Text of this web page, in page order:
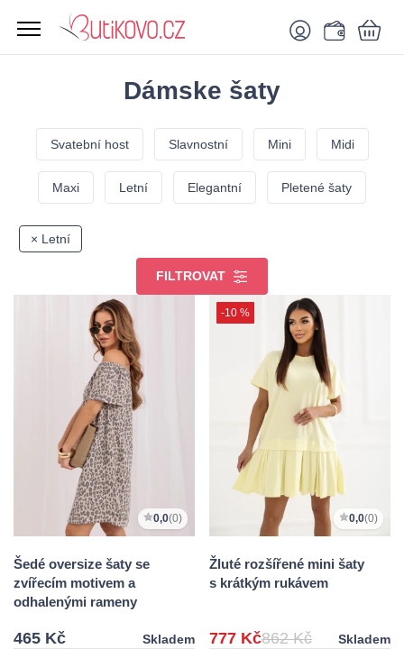
Dámske šaty
Svatební host Slavnostní Mini Midi
Maxi Letní Elegantní Pletené šaty
× Letní
FILTROVAT
0,0(0)
Šedé oversize šaty se
zvířecím motivem a
odhalenými rameny
465 Kč
Skladem
-10 %
0,0(0)
Žluté rozšířené mini šaty
s krátkým rukávem
777 Kč862 Kč
Skladem